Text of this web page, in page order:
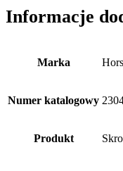
Informacje
Marka
Numer katalogowy
Produkt